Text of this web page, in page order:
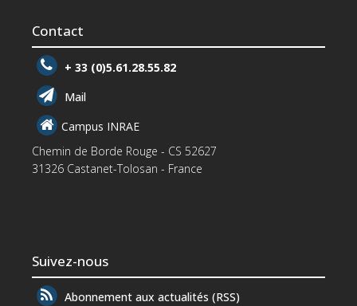
Contact
+ 33 (0)5.61.28.55.82
Mail
Campus INRAE
Chemin de Borde Rouge - CS 52627
31326 Castanet-Tolosan - France
Suivez-nous
Abonnement aux actualités (RSS)